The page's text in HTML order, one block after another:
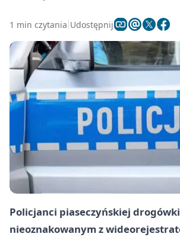
1 min czytania Udostępnij
Policjanci piaseczyńskiej
nieoznakowanym z